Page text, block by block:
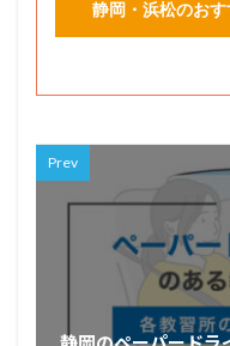
静岡・浜松のお
Prev